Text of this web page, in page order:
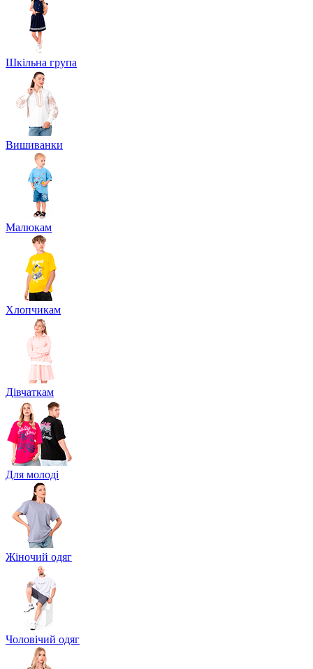
Шкільна група
Вишиванки
Малюкам
Хлопчикам
Дівчаткам
Для молоді
Жіночий одяг
Чоловічий одяг